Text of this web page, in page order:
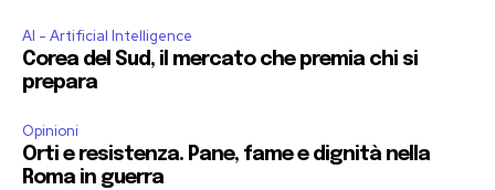
AI - Artificial Intelligence
Corea del Sud, il mercato che premia chi si
prepara
Opinioni
Orti e resistenza. Pane, fame e dignità nella
Roma in guerra